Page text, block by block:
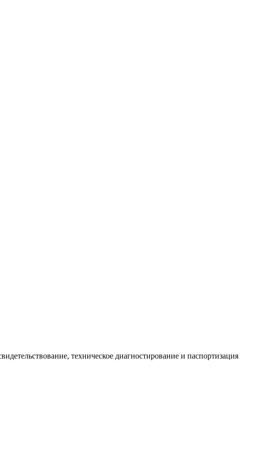
техническое диагностирование и паспортизация